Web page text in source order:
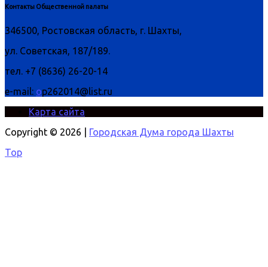
Контакты Общественной палаты
346500, Ростовская область, г. Шахты,
ул. Советская, 187/189.
тел. +7 (8636) 26-20-14
e-mail: op262014@list.ru
Карта сайта
Copyright © 2026 |
Городская Дума города Шахты
Top